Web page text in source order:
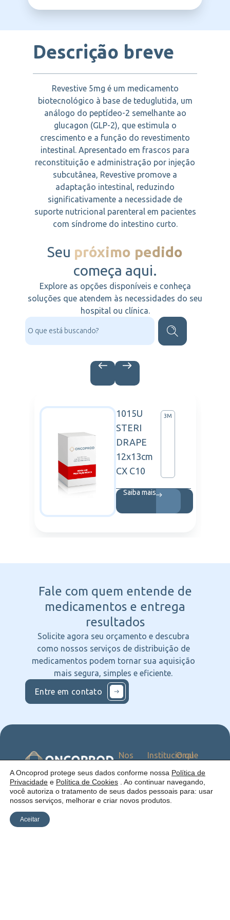
Descrição breve
Revestive 5mg é um medicamento
biotecnológico à base de teduglutida, um
análogo do peptídeo-2 semelhante ao
glucagon (GLP-2), que estimula o
crescimento e a função do revestimento
intestinal. Apresentado em frascos para
reconstituição e administração por injeção
subcutânea, Revestive promove a
adaptação intestinal, reduzindo
significativamente a necessidade de
suporte nutricional parenteral em pacientes
com síndrome do intestino curto.
Seu próximo pedido
começa aqui.
Explore as opções disponíveis e conheça
soluções que atendem às necessidades do seu
hospital ou clínica.
1015U
STERI
DRAPE
12x13cm
CX C10
3M
Saiba mais
Fale com quem entende de
medicamentos e entrega
resultados
Solicite agora seu orçamento e descubra
como nossos serviços de distribuição de
medicamentos podem tornar sua aquisição
mais segura, simples e eficiente.
Entre em contato
Uma empresa:
Institucional
somos
Como
atuamos
Estrutura
Blog
O que
Serviços
Catálogo
Nos
nas
Redes
A Oncoprod protege seus dados conforme nossa Política de
Privacidade e Política de Cookies . Ao continuar navegando,
você autoriza o tratamento de seus dados pessoais para: usar
nossos serviços, melhorar e criar novos produtos.
Aceitar